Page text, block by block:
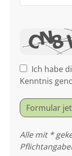
Ich habe
Kenntnis
Formular
Alle mit *